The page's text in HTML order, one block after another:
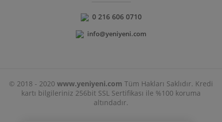
0 216 606 0710
info@yeniyeni.com
© 2018 - 2020 www.yeniyeni.com Tüm Hakları Saklıdır. Kredi
kartı bilgileriniz 256bit SSL Sertifikası ile %100 koruma
altındadır.